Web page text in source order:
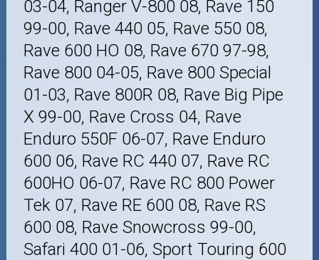
03-04, Ranger V-800 08, Rave 150
99-00, Rave 440 05, Rave 550 08,
Rave 600 HO 08, Rave 670 97-98,
Rave 800 04-05, Rave 800 Special
01-03, Rave 800R 08, Rave Big Pipe
X 99-00, Rave Cross 04, Rave
Enduro 550F 06-07, Rave Enduro
600 06, Rave RC 440 07, Rave RC
600HO 06-07, Rave RC 800 Power
Tek 07, Rave RE 600 08, Rave RS
600 08, Rave Snowcross 99-00,
Safari 400 01-06, Sport Touring 600